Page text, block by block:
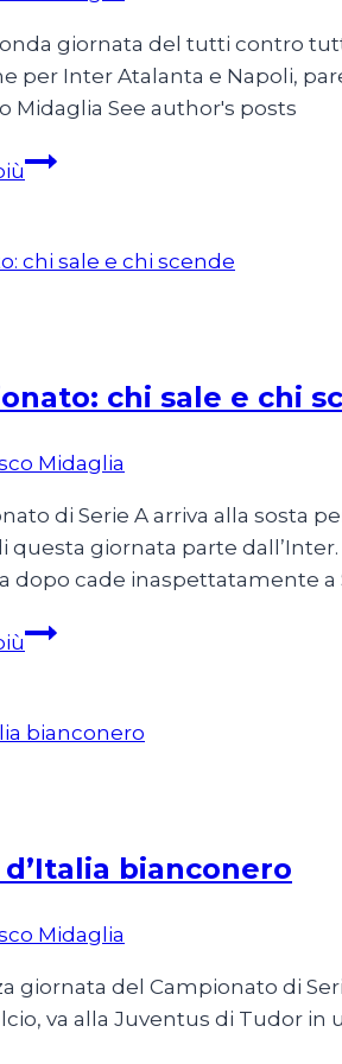
giornata del tutti contro
per Inter Atalanta e Napoli,
Midaglia See author's posts
Coppe:
due
chi sale e chi
Midaglia
di Serie A arriva alla sosta
questa giornata parte
dopo cade inaspettatamente a
Campionato:
e
bianconero
Midaglia
giornata del Campionato di
va alla Juventus di Tudor